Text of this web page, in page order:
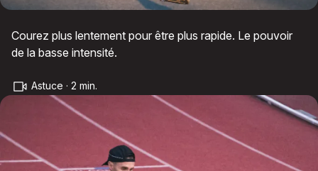
Courez plus lentement pour être plus rapide. Le pouvoir
de la basse intensité.
Astuce · 2 min.